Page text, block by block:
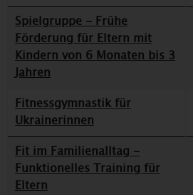
Spielgruppe - Frühe
Förderung für Eltern mit
Kindern von 6 Monaten bis 3
Jahren
Fitnessgymnastik für
Ukrainerinnen
Fit im Familienalltag -
Funktionelles Training für
Eltern